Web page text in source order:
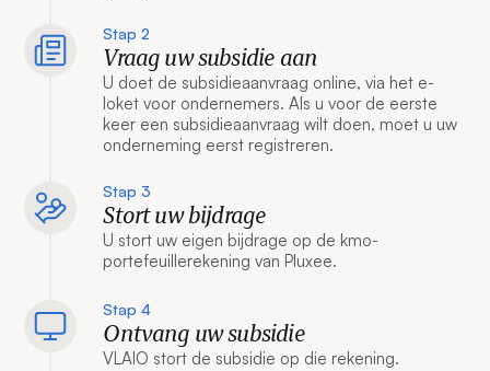
Stap 2
Vraag uw subsidie aan
U doet de subsidieaanvraag online, via het e-
loket voor ondernemers. Als u voor de eerste
keer een subsidieaanvraag wilt doen, moet u uw
onderneming eerst registreren.
Stap 3
Stort uw bijdrage
U stort uw eigen bijdrage op de kmo-
portefeuillerekening van Pluxee.
Stap 4
Ontvang uw subsidie
VLAIO stort de subsidie op die rekening.